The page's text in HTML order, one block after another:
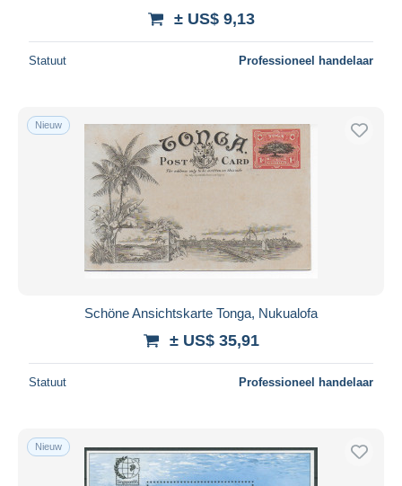
± US$ 9,13
Statuut Professioneel handelaar
Nieuw
Schöne Ansichtskarte Tonga, Nukualofa
± US$ 35,91
Statuut Professioneel handelaar
Nieuw